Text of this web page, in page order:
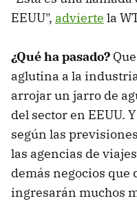
EEUU", advierte la
¿Qué ha pasado?
aglutina a la
arrojar un jarro de
del sector en EEUU.
según las
las agencias de
demás negocios
ingresarán muchos